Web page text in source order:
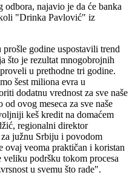
najavio je da će banka
"Drinka Pavlović" iz
godine uspostavili trend
što je rezultat mnogobrojnih
u prethodne tri godine.
šest miliona evra u
dodatnu vrednost za sve naše
ovog meseca za sve naše
keš kredit na domaćem
regionalni direktor
južnu Srbiju i povodom
ovaj veoma praktičan i koristan
podršku tokom procesa
u svemu što rade".